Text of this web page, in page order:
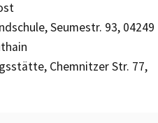
Seumestr. 93, 04249
Chemnitzer Str. 77,